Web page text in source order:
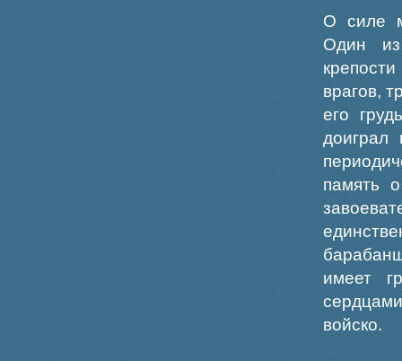
О силе
Один
врагов,
его
доиграл
память
имеет
войско.